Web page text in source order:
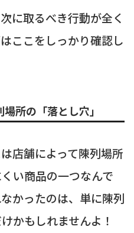
に取るべき行動が全く
ここをしっかり確認し
所の「落とし穴」
店舗によって陳列場所
い商品の一つなんで
かったのは、単に陳列
かもしれませんよ！